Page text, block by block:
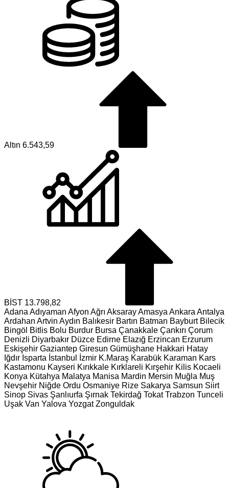
Altın 6.543,59
BİST 13.798,82
Adana Adıyaman Afyon Ağrı AksarayAmasya Ankara Antalya
Ardahan Artvin Aydın Balıkesir Bartın Batman Bayburt Bilecik
Bingöl Bitlis Bolu Burdur Bursa Çanakkale Çankırı Çorum
Denizli Diyarbakır Düzce Edirne Elazığ Erzincan Erzurum
Eskişehir Gaziantep Giresun Gümüşhane Hakkari Hatay
Iğdır Isparta İstanbul İzmir K.Maraş Karabük Karaman Kars
Kastamonu Kayseri Kırıkkale Kırklareli Kırşehir Kilis Kocaeli
Konya Kütahya Malatya Manisa Mardin Mersin Muğla Muş
Nevşehir Niğde Ordu Osmaniye Rize Sakarya Samsun Siirt
Sinop Sivas Şanlıurfa Şırnak Tekirdağ Tokat Trabzon Tunceli
Uşak Van Yalova Yozgat Zonguldak